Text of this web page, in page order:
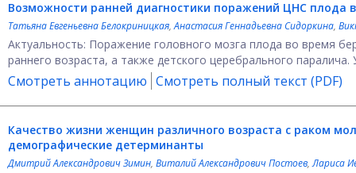
Возможности ранней диагностики поражений ЦНС плода
Татьяна Евгеньевна Белокриницкая,Анастасия Геннадьевна Сидоркина,
Актуальность: Поражение головного мозга плода во время
раннего возраста, а также детского церебрального паралича.
Смотреть аннотацию Смотреть полный текст (PDF)
Качество жизни женщин различного возраста с раком
демографические детерминанты
Дмитрий Александрович Зимин, Виталий Александрович Постоев,Лариса